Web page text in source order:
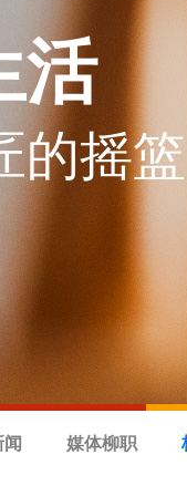
活
的摇篮
媒体柳职